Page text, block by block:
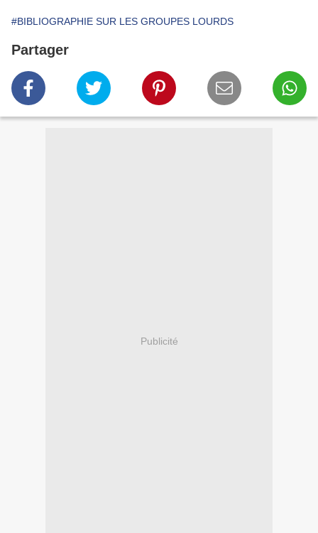
#BIBLIOGRAPHIE SUR LES GROUPES LOURDS
Partager
Publicité